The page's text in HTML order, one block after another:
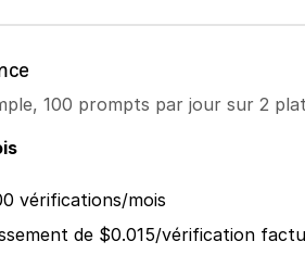
100 prompts par jour sur 2
vérifications/mois
de $0.015/vérification